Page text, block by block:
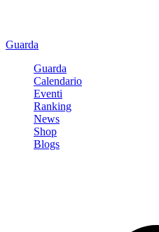
Guarda
Guarda
Calendario
Eventi
Ranking
News
Shop
Blogs